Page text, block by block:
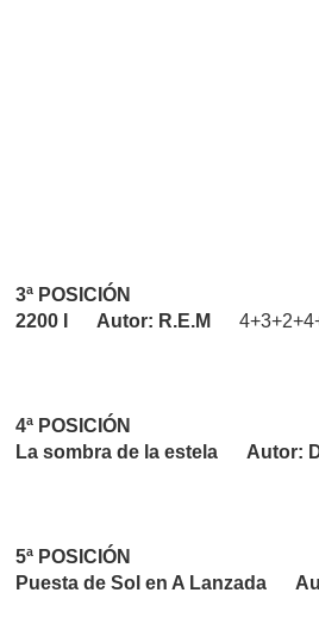
3ª POSICIÓN
2200 I Autor: R.E.M
4ª POSICIÓN
La sombra de la estela Autor:
5ª POSICIÓN
Puesta de Sol en A Lanzada